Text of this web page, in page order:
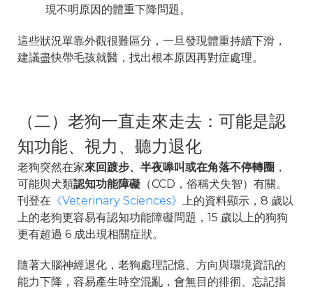
現不明原因的體重下降問題。
這些狀況單靠外觀很難區分，一旦發現體重持續下滑，
建議盡快帶毛孩就醫，找出根本原因再對症處理。
（二）老狗一直走來走去：可能是認
知功能、視力、聽力退化
老狗突然在家來回踱步、半夜嗥叫或在角落不停轉圈 ，
可能與犬類認知功能障礙 （CCD，俗稱犬失智）有關。
刊登在 《Veterinary Sciences》
上的資料顯示，8 歲以
上的老狗更容易有認知功能障礙問題，15 歲以上的狗狗
更有超過 6 成出現相關症狀。
隨著大腦神經退化，老狗處理記憶、方向與環境資訊的
能力下降，容易產生時空混亂，會無目的徘徊、忘記指